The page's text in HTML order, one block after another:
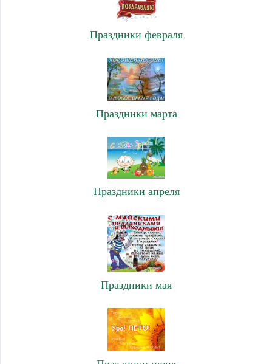
Праздники февраля
Праздники марта
Праздники апреля
Праздники мая